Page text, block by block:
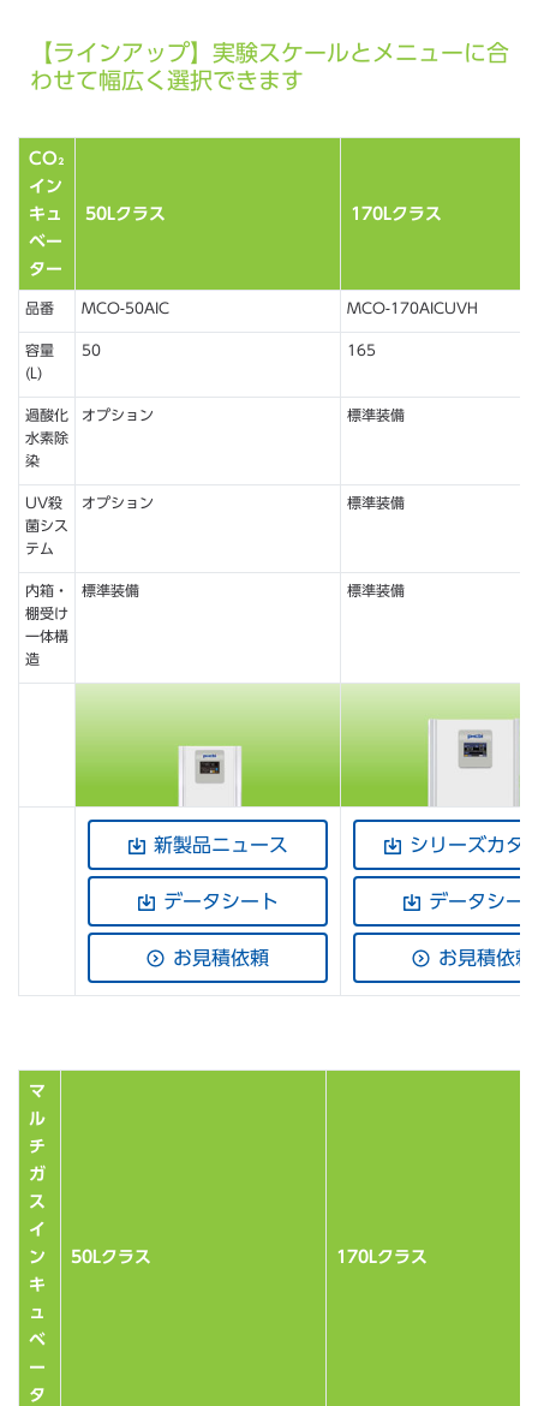
【ラインアップ】実験スケールとメニューに合
わせて幅広く選択できます
CO₂
イン
キュ
ベー
ター
50Lクラス 170Lクラス
品番 MCO-50AIC MCO-170AICUVH
容量
(L)
50 165
過酸化
水素除
染
オプション 標準装備
UV殺
菌シス
テム
オプション 標準装備
内箱・
棚受け
一体構
造
標準装備 標準装備
新製品ニュース
データシート
お見積依頼
シリーズカタ
データシー
お見積依頼
マ
ル
チ
ガ
ス
イ
ン
キ
ュ
ベ
ー
タ
50Lクラス 170Lクラス